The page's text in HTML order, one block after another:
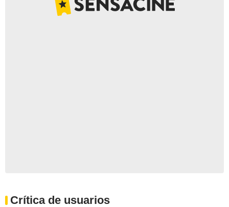
Crítica de usuarios